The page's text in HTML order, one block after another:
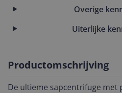
Overige
Uiterlijke
Productomschrijving
De ultieme sapcentrifuge met